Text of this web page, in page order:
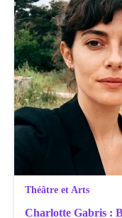
Théâtre et Arts
Charlotte Gabris :